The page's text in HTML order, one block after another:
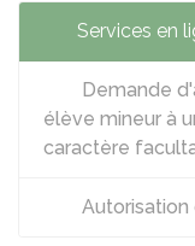
Services en
Demande
élève mineur à
caractère
Autorisation